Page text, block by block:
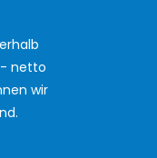
netto
wir